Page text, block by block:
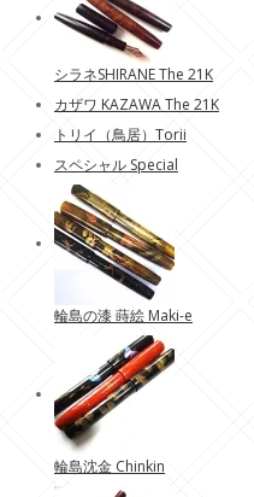
シラネSHIRANE The 21K
カザワ KAZAWA The 21K
トリイ（鳥居）Torii
スペシャル Special
輪島の漆 蒔絵 Maki-e
輪島沈金 Chinkin